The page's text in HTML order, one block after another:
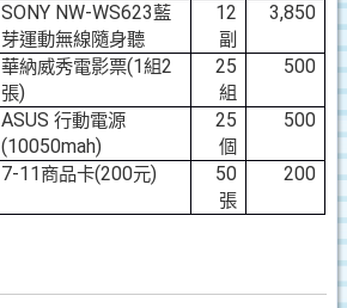
SONY NW-WS623藍
芽運動無線隨身聽
12
副
3,850
華納威秀電影票(1組2
張)
25
組
500
ASUS 行動電源
(10050mah)
25
個
500
7-11商品卡(200元) 50
張
200